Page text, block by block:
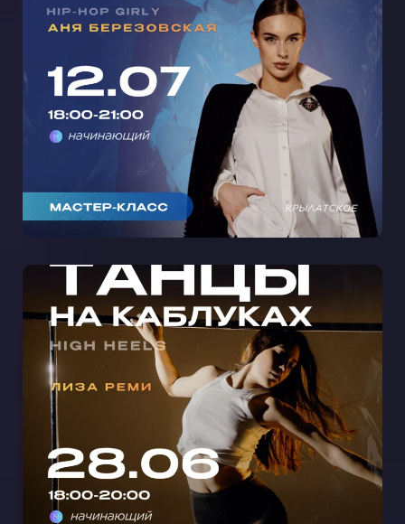
МАСТЕР-КЛАСС ЖЕНСКИЙ ХИП-
ХОП С АНЕЙ БЕРЕЗОВСКОЙ В
КРЫЛАТСКОМ 🩵
МАСТЕР-КЛАСС ТАНЦЫ НА
КАБЛУКАХ С ЛИЗОЙ РЕМИ В
КРЫЛАТСКОМ 🩵